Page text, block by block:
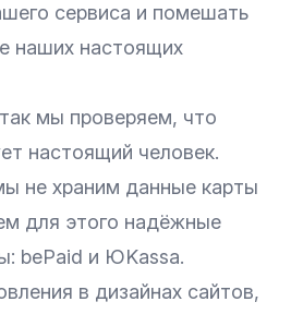
сервиса и помешать
наших настоящих
мы проверяем, что
настоящий человек.
не храним данные карты
для этого надёжные
bePaid и ЮKassa.
в дизайнах сайтов,